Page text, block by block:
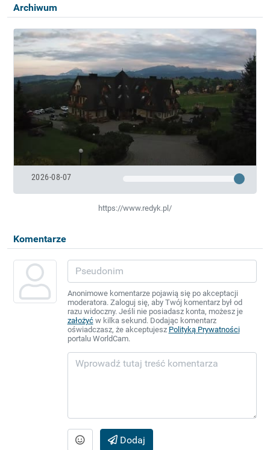
Archiwum
2026-08-07
https://www.redyk.pl/
Komentarze
Anonimowe komentarze pojawią się po akceptacji
moderatora. Zaloguj się, aby Twój komentarz był od
razu widoczny. Jeśli nie posiadasz konta, możesz je
założyćw kilka sekund. Dodając komentarz
oświadczasz, że akceptujesz Polityką Prywatności
portalu WorldCam.
Dodaj